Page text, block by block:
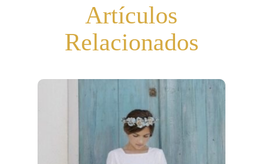
Artículos
Relacionados